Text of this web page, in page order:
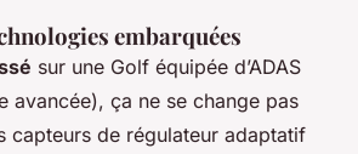
embarquées
sur une Golf équipée d’ADAS
avancée), ça ne se change pas
capteurs de régulateur adaptatif